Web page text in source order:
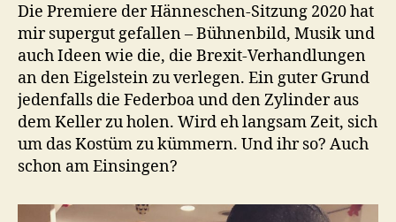
Die Premiere der Hänneschen-Sitzung 2020 hat
mir supergut gefallen – Bühnenbild, Musik und
auch Ideen wie die, die Brexit-Verhandlungen
an den Eigelstein zu verlegen. Ein guter Grund
jedenfalls die Federboa und den Zylinder aus
dem Keller zu holen. Wird eh langsam Zeit, sich
um das Kostüm zu kümmern. Und ihr so? Auch
schon am Einsingen?